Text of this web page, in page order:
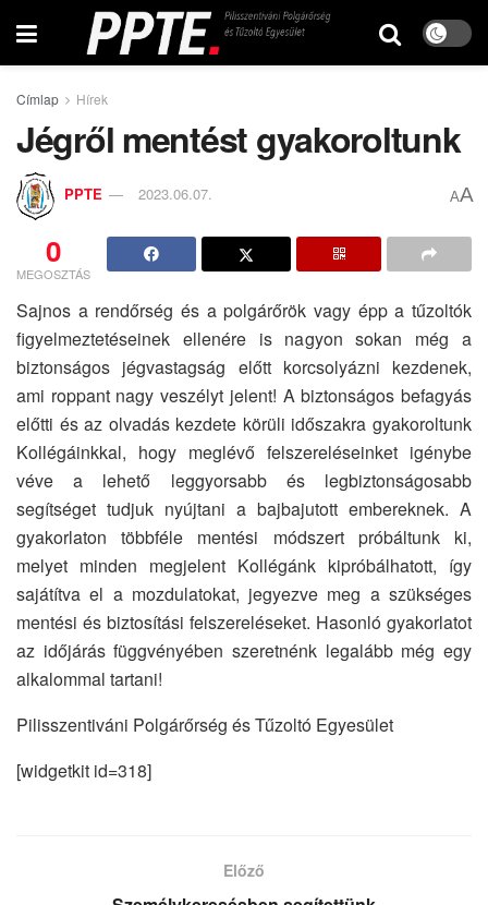
Címlap Hírek
Jégről mentést gyakoroltunk
PPTE 2023.06.07. AA
0
MEGOSZTÁS
Sajnos a rendőrség és a polgárőrök vagy épp a tűzoltók
figyelmeztetéseinek ellenére is nagyon sokan még a
biztonságos jégvastagság előtt korcsolyázni kezdenek,
ami roppant nagy veszélyt jelent! A biztonságos befagyás
előtti és az olvadás kezdete körüli időszakra gyakoroltunk
Kollégáinkkal, hogy meglévő felszereléseinket igénybe
véve a lehető leggyorsabb és legbiztonságosabb
segítséget tudjuk nyújtani a bajbajutott embereknek. A
gyakorlaton többféle mentési módszert próbáltunk ki,
melyet minden megjelent Kollégánk kipróbálhatott, így
sajátítva el a mozdulatokat, jegyezve meg a szükséges
mentési és biztosítási felszereléseket. Hasonló gyakorlatot
az időjárás függvényében szeretnénk legalább még egy
alkalommal tartani!
Pilisszentiváni Polgárőrség és Tűzoltó Egyesület
[widgetkit id=318]
Előző